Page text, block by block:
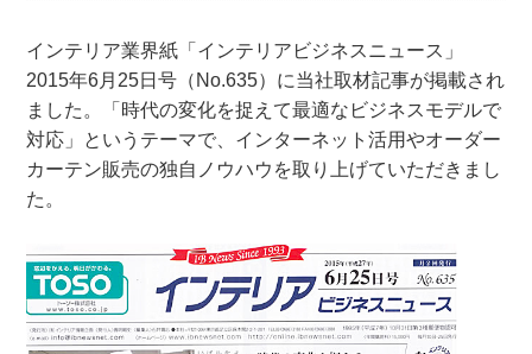
インテリア業界紙「インテリアビジネスニュース」
2015年6月25日号（No.635）に当社取材記事が掲載され
ました。「時代の変化を捉えて最適なビジネスモデルで
対応」というテーマで、インターネット活用やオーダー
カーテン販売の独自ノウハウを取り上げていただきまし
た。